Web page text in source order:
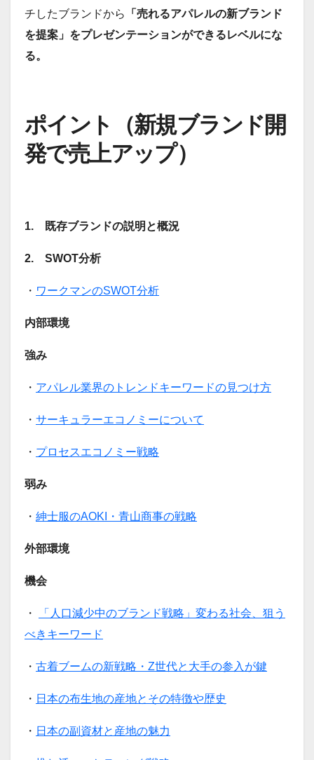
チしたブランドから
「売れるアパレルの新ブランド
を提案」をプレゼンテーションができるレベルにな
る。
ポイント（新規ブランド開
発で売上アップ）
1. 既存ブランドの説明と概況
2. SWOT分析
・ ワークマンのSWOT分析
内部環境
強み
・ アパレル業界のトレンドキーワードの見つけ方
・ サーキュラーエコノミーについて
・ プロセスエコノミー戦略
弱み
・ 紳士服のAOKI・青山商事の戦略
外部環境
機会
・
「人口減少中のブランド戦略」変わる社会、狙う
べきキーワード
・ 古着ブームの新戦略・Z世代と大手の参入が鍵
・ 日本の布生地の産地とその特徴や歴史
・ 日本の副資材と産地の魅力